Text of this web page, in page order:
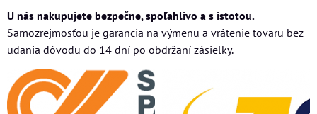
U nás nakupujete bezpečne, spoľahlivo a s istotou.
Samozrejmosťou je garancia na výmenu a vrátenie tovaru bez
udania dôvodu do 14 dní po obdržaní zásielky.